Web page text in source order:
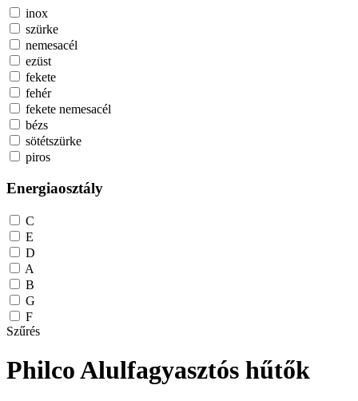
inox
szürke
nemesacél
ezüst
fekete
fehér
fekete nemesacél
bézs
sötétszürke
piros
Energiaosztály
C
E
D
A
B
G
F
Szűrés
Philco Alulfagyasztós hűtők